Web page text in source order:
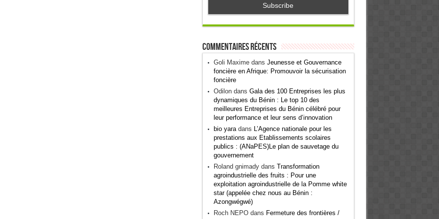
Commentaires récents
Goli Maximedans Jeunesse et Gouvernance
foncière en Afrique: Promouvoir la sécurisation
foncière
Odilondans Gala des 100 Entreprises les plus
dynamiques du Bénin : Le top 10 des
meilleures Entreprises du Bénin célébré pour
leur performance et leur sens d’innovation
bio yaradans L’Agence nationale pour les
prestations aux Etablissements scolaires
publics : (ANaPES)Le plan de sauvetage du
gouvernement
Roland gnimadydans Transformation
agroindustrielle des fruits : Pour une
exploitation agroindustrielle de la Pomme white
star (appelée chez nous au Bénin :
Azongwégwé)
Roch NEPOdans Fermeture des frontières /